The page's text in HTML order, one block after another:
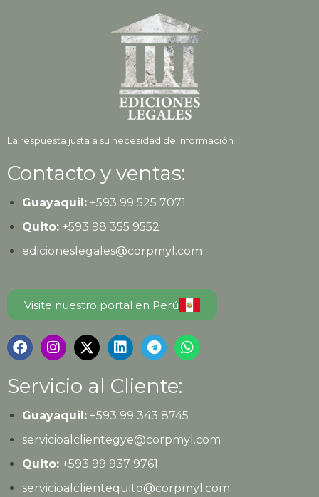
La respuesta justa a su necesidad de información
Contacto y ventas:
Guayaquil:+593 99 525 7071
Quito:+593 98 355 9552
edicioneslegales@corpmyl.com
Visite nuestro portal en Perú
Servicio al Cliente:
Guayaquil:+593 99 343 8745
servicioalclientegye@corpmyl.com
Quito:+593 99 937 9761
servicioalclientequito@corpmyl.com